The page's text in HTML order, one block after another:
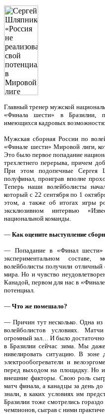
Главный тренер мужской
«Финала шести» в Бразилии,
имеющихся кадровых
Мужская сборная России по
«Финале шести» Мировой лиги,
Это было первое попадание
трехлетнего перерыва, причем
При этом подопечные Сергея
полуфинал, проиграв вполне
Теперь наши волейболисты
который с 22 сентября по 1
этом, а также об итогах игры
эксклюзивном интервью
национальной команды.
— Как оцените выступление
— Попадание в «Финал шести»
экспериментальном
волейболисты получили
мира. Но и чувство
Канадой, первом для нас в
потенциал.
— Что же помешало?
— Причин тут несколько. Одна
волейболистов условиях.
огромный зал… И было
в Бразилии сейчас зима. Мы
нивелировать ситуацию. В зоне
электрообогреватели и
перед выходом на площадку. Но
внешние факторы. Свою роль
матч финала, а канадцы за день
знали, в каких условиях им
Бразилии тоже смотрелись
чемпионов, сыграв с ними